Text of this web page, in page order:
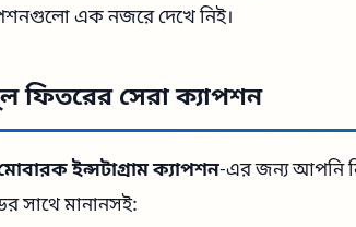
এক নজরে দেখে নিই।
ফিতরের সেরা ক্যাপশন
ইন্সটাগ্রাম ক্যাপশন-এর জন্য আপনি
সাথে মানানসই: